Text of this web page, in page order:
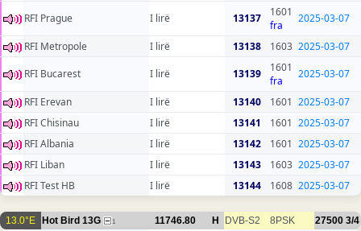
RFI Prague I lirë 13137
1601
fra
2025-03-07
RFI Metropole I lirë 13138 1603 2025-03-07
RFI Bucarest
I lirë 13139
1601
fra
2025-03-07
RFI Erevan I lirë 13140 1601 2025-03-07
RFI Chisinau
I lirë 13141 1601 2025-03-07
RFI Albania
I lirë 13142 1601 2025-03-07
RFI Liban
I lirë 13143 1603 2025-03-07
RFI Test HB
I lirë 13144 1608 2025-03-07
13.0°E Hot Bird 13G 1 11746.80 H DVB-S2 8PSK 27500 3/4